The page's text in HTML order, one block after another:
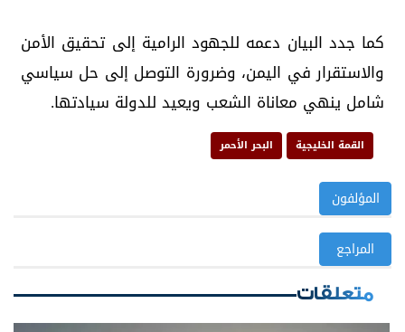
كما جدد البيان دعمه للجهود الرامية إلى تحقيق الأمن
والاستقرار في اليمن، وضرورة التوصل إلى حل سياسي
شامل ينهي معاناة الشعب ويعيد للدولة سيادتها.
القمة الخليجية البحر الأحمر
المؤلفون
المراجع
متعلقات